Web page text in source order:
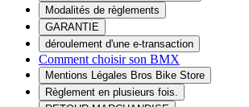
Modalités de règlements
GARANTIE
déroulement d'une e-transaction
Comment choisir son BMX
Mentions Légales Bros Bike Store
Règlement en plusieurs fois.